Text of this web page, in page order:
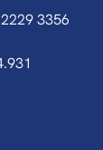
3356